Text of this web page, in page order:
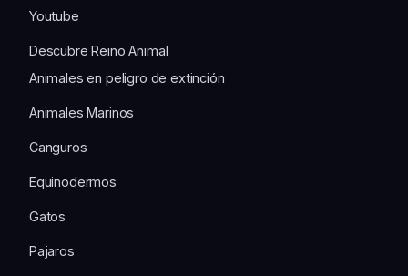
Youtube
Descubre Reino Animal
Animales en peligro de extinción
Animales Marinos
Canguros
Equinodermos
Gatos
Pajaros